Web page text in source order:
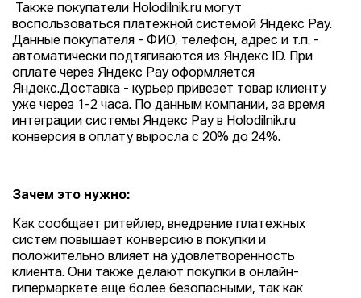
Также покупатели Holodilnik.ru могут
воспользоваться платежной системой Яндекс Pay.
Данные покупателя - ФИО, телефон, адрес и т.п. -
автоматически подтягиваются из Яндекс ID. При
оплате через Яндекс Pay оформляется
Яндекс.Доставка - курьер привезет товар клиенту
уже через 1-2 часа. По данным компании, за время
интеграции системы Яндекс Pay в Holodilnik.ru
конверсия в оплату выросла с 20% до 24%.
Зачем это нужно:
Как сообщает ритейлер, внедрение платежных
систем повышает конверсию в покупки и
положительно влияет на удовлетворенность
клиента. Они также делают покупки в онлайн-
гипермаркете еще более безопасными, так как